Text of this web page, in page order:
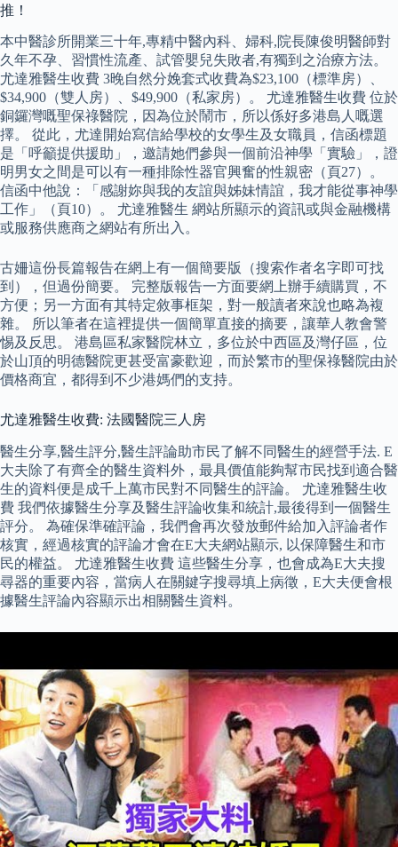
推！
本中醫診所開業三十年,專精中醫內科、婦科,院長陳俊明醫師對
久年不孕、習慣性流產、試管嬰兒失敗者,有獨到之治療方法。
尤達雅醫生收費 3晚自然分娩套式收費為$23,100（標準房）、
$34,900（雙人房）、$49,900（私家房）。 尤達雅醫生收費 位於
銅鑼灣嘅聖保祿醫院，因為位於鬧市，所以係好多港島人嘅選
擇。 從此，尤達開始寫信給學校的女學生及女職員，信函標題
是「呼籲提供援助」，邀請她們參與一個前沿神學「實驗」，證
明男女之間是可以有一種排除性器官興奮的性親密（頁27）。
信函中他說：「感謝妳與我的友誼與姊妹情誼，我才能從事神學
工作」（頁10）。 尤達雅醫生 網站所顯示的資訊或與金融機構
或服務供應商之網站有所出入。
古姍這份長篇報告在網上有一個簡要版（搜索作者名字即可找
到），但過份簡要。 完整版報告一方面要網上辦手續購買，不
方便；另一方面有其特定敘事框架，對一般讀者來說也略為複
雜。 所以筆者在這裡提供一個簡單直接的摘要，讓華人教會警
惕及反思。 港島區私家醫院林立，多位於中西區及灣仔區，位
於山頂的明德醫院更甚受富豪歡迎，而於繁市的聖保祿醫院由於
價格商宜，都得到不少港媽們的支持。
尤達雅醫生收費: 法國醫院三人房
醫生分享,醫生評分,醫生評論助市民了解不同醫生的經營手法. E
大夫除了有齊全的醫生資料外，最具價值能夠幫市民找到適合醫
生的資料便是成千上萬市民對不同醫生的評論。 尤達雅醫生收
費 我們依據醫生分享及醫生評論收集和統計,最後得到一個醫生
評分。 為確保準確評論，我們會再次發放郵件給加入評論者作
核實，經過核實的評論才會在E大夫網站顯示, 以保障醫生和市
民的權益。 尤達雅醫生收費 這些醫生分享，也會成為E大夫搜
尋器的重要內容，當病人在關鍵字搜尋填上病徵，E大夫便會根
據醫生評論內容顯示出相關醫生資料。